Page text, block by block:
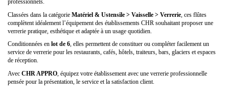
professionnels.
Classées dans la catégorie Matériel & Ustensile > Vaisselle > Verrerie , ces flûtes
complètent idéalement l’équipement des établissements CHR souhaitant proposer une
verrerie pratique, esthétique et adaptée à un usage quotidien.
Conditionnées en lot de 6, elles permettent de constituer ou compléter facilement un
service de verrerie pour les restaurants, cafés, hôtels, traiteurs, bars, glaciers et espaces
de réception.
Avec CHR APPRO , équipez votre établissement avec une verrerie professionnelle
pensée pour la présentation, le service et la satisfaction client.